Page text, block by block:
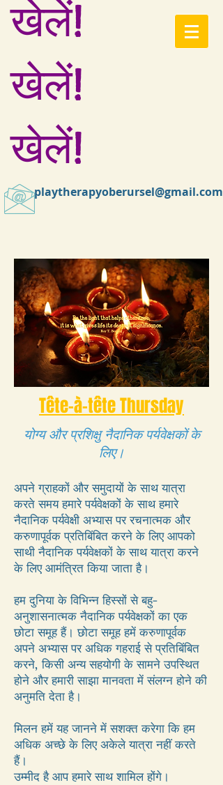
खेलें!
खेलें!
खेलें!
playtherapyoberursel@gmail.com
Tête-à-tête Thursday
योग्य और प्रशिक्षु नैदानिक पर्यवेक्षकों के
लिए।
अपने ग्राहकों और समुदायों के साथ यात्रा
करते समय हमारे पर्यवेक्षकों के साथ हमारे
नैदानिक पर्यवेक्षी अभ्यास पर रचनात्मक और
करुणापूर्वक प्रतिबिंबित करने के लिए आपको
साथी नैदानिक पर्यवेक्षकों के साथ यात्रा करने
के लिए आमंत्रित किया जाता है।
हम दुनिया के विभिन्न हिस्सों से बहु-
अनुशासनात्मक नैदानिक पर्यवेक्षकों का एक
छोटा समूह हैं। छोटा समूह हमें करुणापूर्वक
अपने अभ्यास पर अधिक गहराई से प्रतिबिंबित
करने, किसी अन्य सहयोगी के सामने उपस्थित
होने और हमारी साझा मानवता में संलग्न होने की
अनुमति देता है।
मिलन हमें यह जानने में सशक्त करेगा कि हम
अधिक अच्छे के लिए अकेले यात्रा नहीं करते
हैं।
उम्मीद है आप हमारे साथ शामिल होंगे।